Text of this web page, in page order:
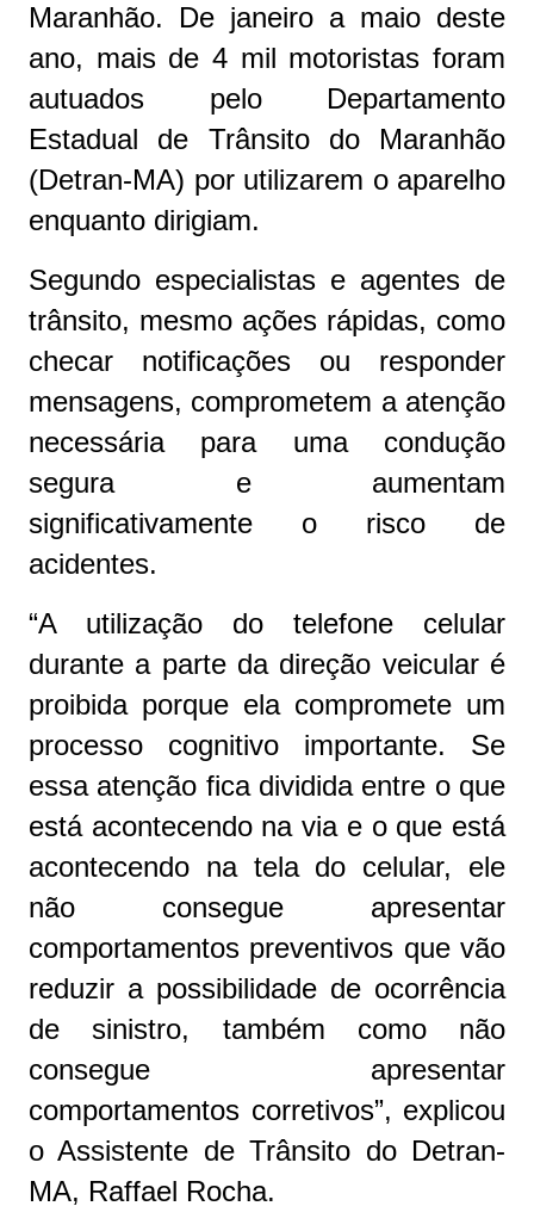
Maranhão. De janeiro a maio deste
ano, mais de 4 mil motoristas foram
autuados pelo Departamento
Estadual de Trânsito do Maranhão
(Detran-MA) por utilizarem o aparelho
enquanto dirigiam.
Segundo especialistas e agentes de
trânsito, mesmo ações rápidas, como
checar notificações ou responder
mensagens, comprometem a atenção
necessária para uma condução
segura e aumentam
significativamente o risco de
acidentes.
“A utilização do telefone celular
durante a parte da direção veicular é
proibida porque ela compromete um
processo cognitivo importante. Se
essa atenção fica dividida entre o que
está acontecendo na via e o que está
acontecendo na tela do celular, ele
não consegue apresentar
comportamentos preventivos que vão
reduzir a possibilidade de ocorrência
de sinistro, também como não
consegue apresentar
comportamentos corretivos”, explicou
o Assistente de Trânsito do Detran-
MA, Raffael Rocha.